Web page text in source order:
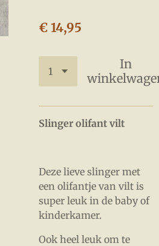
€ 14,95
In
Slinger olifant vilt
Deze lieve slinger met
een olifantje van vilt is
super leuk in de baby of
kinderkamer.
Ook heel leuk om te